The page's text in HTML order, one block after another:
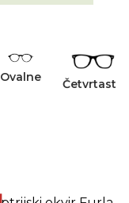
Ovalne Četvrtaste